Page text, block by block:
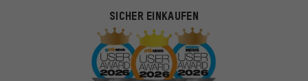
SICHER EINKAUFEN